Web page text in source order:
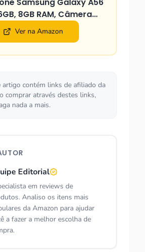
8GB RAM, Câmera
50MP
Ver na Amazon
artigo contém links de afiliado da
comprar através destes links,
nada a mais.
Editorial
em reviews de
Analiso os itens mais
da Amazon para ajudar
a fazer a melhor escolha de